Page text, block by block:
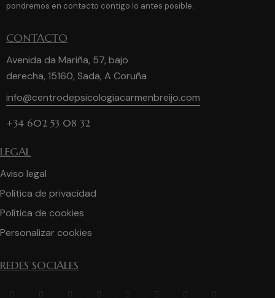
pondremos en contacto contigo lo antes posible.
CONTACTO
Avenida da Mariña, 57, bajo
derecha, 15160, Sada, A Coruña
info@centrodepsicologiacarmenbreijo.com
+34 602 53 08 32
LEGAL
Aviso legal
Política de privacidad
Política de cookies
Personalizar cookies
REDES SOCIALES